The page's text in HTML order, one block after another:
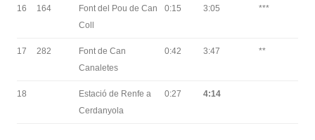
16 164
Font del Pou de Can
Coll
0:15 3:05 ***
17 282
Font de Can
Canaletes
0:42 3:47 **
18
Estació de Renfe a
Cerdanyola
0:27 4:14